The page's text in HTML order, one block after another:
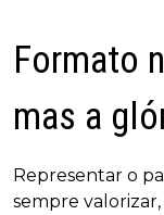
Formato
mas a
Representar o
sempre